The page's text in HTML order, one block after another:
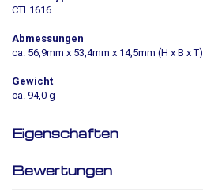
CTL1616
Abmessungen
ca. 56,9mm x 53,4mm x 14,5mm (H x B x T)
Gewicht
ca. 94,0 g
Eigenschaften
Bewertungen